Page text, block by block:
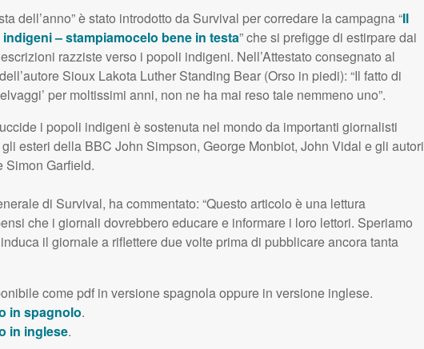
dell’anno” è stato introdotto da Survival per corredare la campagna “Il
– stampiamocelo bene in testa” che si prefigge di estirpare dai
razziste verso i popoli indigeni. Nell’Attestato consegnato al
Sioux Lakota Luther Standing Bear (Orso in piedi): “Il fatto di
per moltissimi anni, non ne ha mai reso tale nemmeno uno”.
i popoli indigeni è sostenuta nel mondo da importanti giornalisti
esteri della BBC John Simpson, George Monbiot, John Vidal e gli autori
Simon Garfield.
di Survival, ha commentato: “Questo articolo è una lettura
che i giornali dovrebbero educare e informare i loro lettori. Speriamo
il giornale a riflettere due volte prima di pubblicare ancora tanta
come pdf in versione spagnola oppure in versione inglese.
in spagnolo.
in inglese.